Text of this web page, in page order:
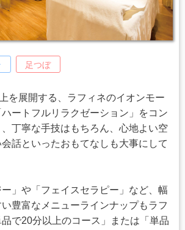
足つぼ
を展開する、ラフィネのイオンモー
ートフルリラクゼーション」をコン
丁寧な手技はもちろん、心地よい空
話といったおもてなしも大事にして
ー」や「フェイスセラピー」など、幅
豊富なメニューラインナップもラフ
で20分以上のコース」または「単品